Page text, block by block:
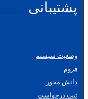
پشتیبانی
وضعیت سیستم
فروم
دانش محور
ثبت درخواست